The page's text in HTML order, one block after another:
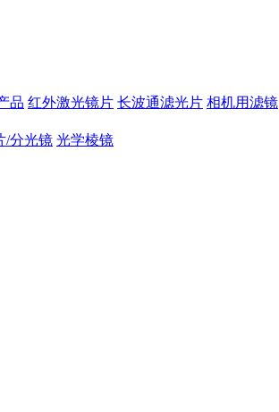
品 红外激光镜片 长波通滤光片 相机用滤镜
/分光镜 光学棱镜